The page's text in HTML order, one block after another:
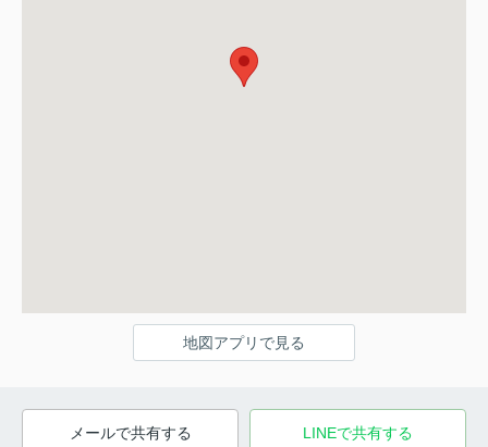
地図アプリで見る
メールで共有する LINEで共有する